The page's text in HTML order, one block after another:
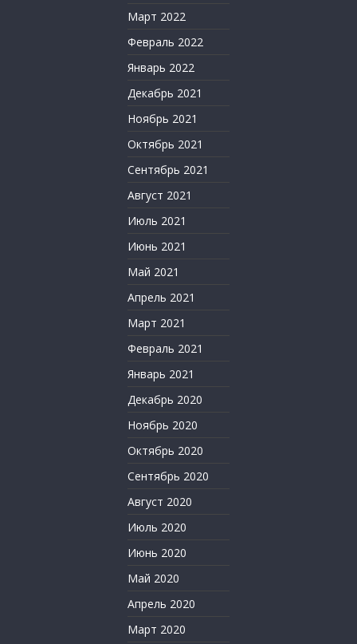
Март 2022
Февраль 2022
Январь 2022
Декабрь 2021
Ноябрь 2021
Октябрь 2021
Сентябрь 2021
Август 2021
Июль 2021
Июнь 2021
Май 2021
Апрель 2021
Март 2021
Февраль 2021
Январь 2021
Декабрь 2020
Ноябрь 2020
Октябрь 2020
Сентябрь 2020
Август 2020
Июль 2020
Июнь 2020
Май 2020
Апрель 2020
Март 2020